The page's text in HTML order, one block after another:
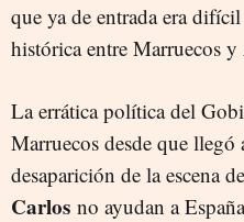
que ya de entrada era
histórica entre Marruecos
La errática política del
Marruecos desde que
desaparición de la escena
Carlos no ayudan a